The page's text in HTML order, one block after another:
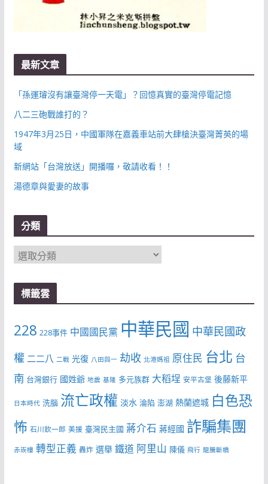
最新文章
「孫運璿沒有讓臺灣停一天電」？回憶真實的臺灣停電記憶
八二三砲戰誰打的？
1947年3月25日，中國軍隊在嘉義車站前大肆槍決臺灣菁英的場
域
新網站「台灣放送」開播囉，敬請收看！！
湯德章與愛妻的故事
分類
分
類
標籤雲
228 228事件 中國國民黨 中華民國 中華民國政
權 二二八 二戰 光復 八田與一 劫收 北港媽祖 原住民 台北 台
南 台灣銀行 國姓爺 地震 基隆 多元族群 大稻埕 安平古堡 後藤新平
日本時代 洗腦 流亡政權 淡水 淪陷 澎湖 熱蘭遮城 白色恐
怖 石川欽一郎 美援 臺灣民主國 蔣介石 蔣經國 詐騙集團
赤崁樓 轉型正義 轟炸 選舉 鐵道 阿里山 陳儀 飛行 龍騰斷橋